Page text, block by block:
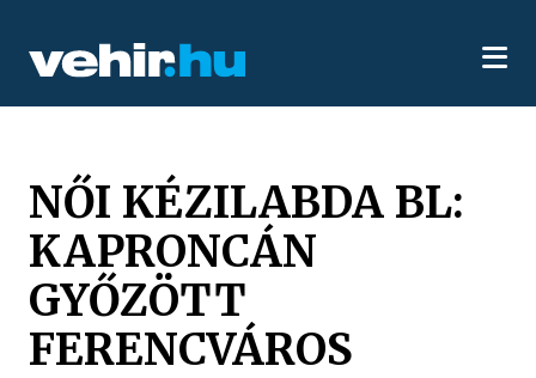
NŐI KÉZILABDA BL:
KAPRONCÁN
GYŐZÖTT
FERENCVÁROS